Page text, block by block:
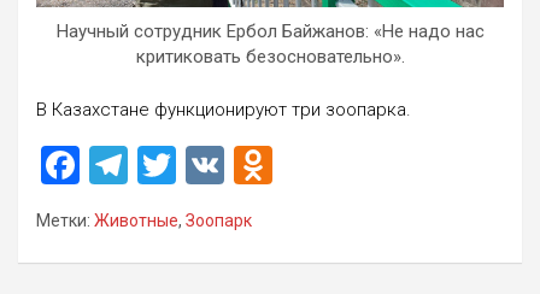
Научный сотрудник Ербол Байжанов: «Не надо нас
критиковать безосновательно».
В Казахстане функционируют три зоопарка.
F
a
ce
T
e
T
wi
tt
V
Метки: Животные, Зоопарк